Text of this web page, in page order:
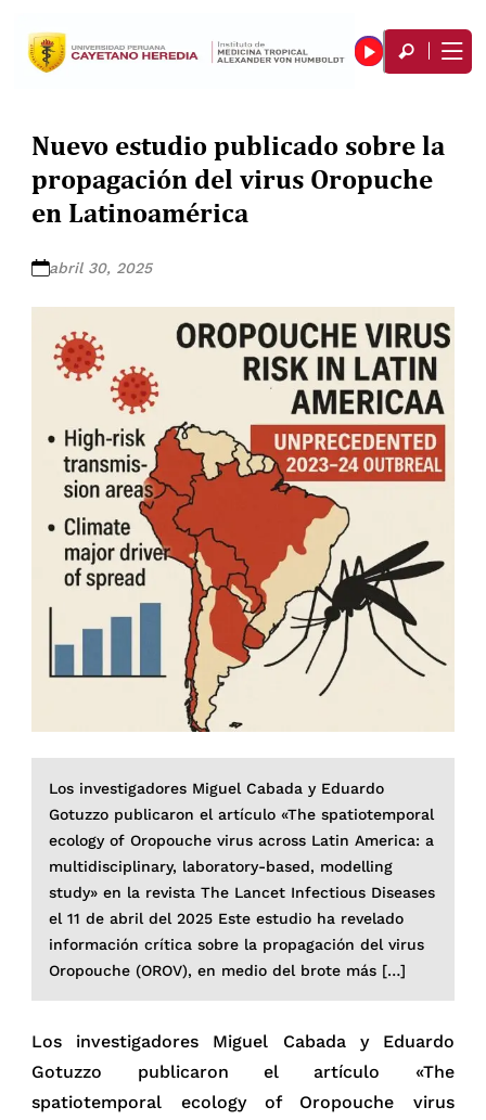
Nuevo estudio publicado sobre la
propagación del virus Oropuche
en Latinoamérica
abril 30, 2025
Los investigadores Miguel Cabada y Eduardo
Gotuzzo publicaron el artículo «The spatiotemporal
ecology of Oropouche virus across Latin America: a
multidisciplinary, laboratory-based, modelling
study» en la revista The Lancet Infectious Diseases
el 11 de abril del 2025 Este estudio ha revelado
información crítica sobre la propagación del virus
Oropouche (OROV), en medio del brote más […]
Los investigadores Miguel Cabada y Eduardo
Gotuzzo publicaron el artículo «The
spatiotemporal ecology of Oropouche virus